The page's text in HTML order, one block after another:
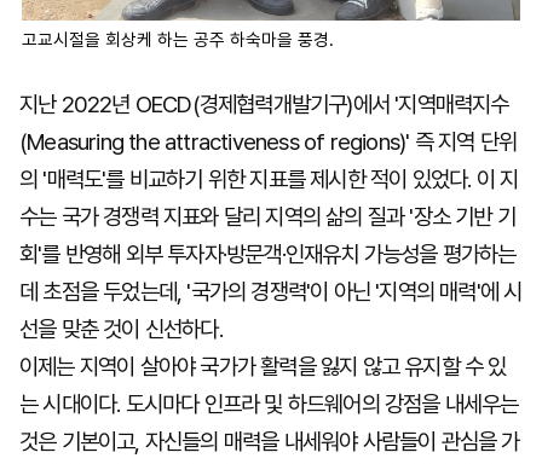
고교시절을 회상케 하는 공주 하숙마을 풍경.
지난 2022년 OECD(경제협력개발기구)에서 '지역매력지수
(Measuring the attractiveness of regions)' 즉 지역 단위
의 '매력도'를 비교하기 위한 지표를 제시한 적이 있었다. 이 지
수는 국가 경쟁력 지표와 달리 지역의 삶의 질과 '장소 기반 기
회'를 반영해 외부 투자자·방문객·인재유치 가능성을 평가하는
데 초점을 두었는데, '국가의 경쟁력'이 아닌 '지역의 매력'에 시
선을 맞춘 것이 신선하다.
이제는 지역이 살아야 국가가 활력을 잃지 않고 유지할 수 있
는 시대이다. 도시마다 인프라 및 하드웨어의 강점을 내세우는
것은 기본이고, 자신들의 매력을 내세워야 사람들이 관심을 가